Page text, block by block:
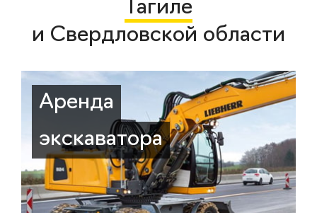
Тагиле
и Свердловской области
Аренда
экскаватора